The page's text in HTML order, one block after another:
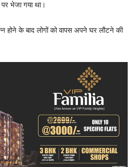
भेजा गया था।
होने के बाद लोगों को वापस अपने घर लौटने की